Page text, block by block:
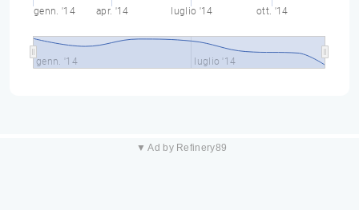
genn. '14 apr. '14 luglio '14 ott. '14
genn. '14 luglio '14
▼ Ad by Refinery89